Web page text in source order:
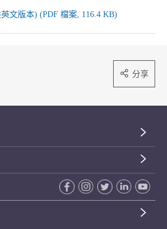
文版本) (PDF 檔案, 116.4 KB)
分享